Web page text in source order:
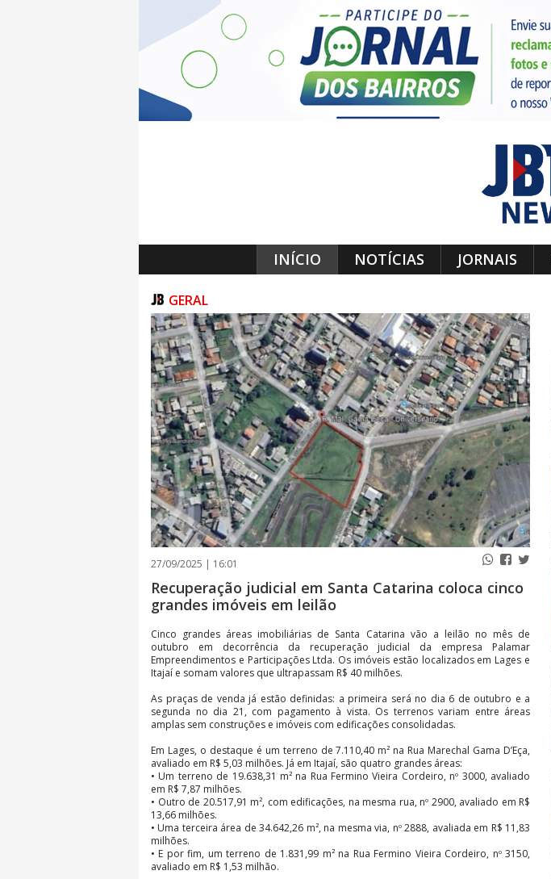
INÍCIO NOTÍCIAS JORNAIS
GERAL
27/09/2025 | 16:01
Recuperação judicial em Santa Catarina coloca cinco
grandes imóveis em leilão
Cinco grandes áreas imobiliárias de Santa Catarina vão a leilão no mês de
outubro em decorrência da recuperação judicial da empresa Palamar
Empreendimentos e Participações Ltda. Os imóveis estão localizados em Lages e
Itajaí e somam valores que ultrapassam R$ 40 milhões.
As praças de venda já estão definidas: a primeira será no dia 6 de outubro e a
segunda no dia 21, com pagamento à vista. Os terrenos variam entre áreas
amplas sem construções e imóveis com edificações consolidadas.
Em Lages, o destaque é um terreno de 7.110,40 m² na Rua Marechal Gama D’Eça,
avaliado em R$ 5,03 milhões. Já em Itajaí, são quatro grandes áreas:
• Um terreno de 19.638,31 m² na Rua Fermino Vieira Cordeiro, nº 3000, avaliado
em R$ 7,87 milhões.
• Outro de 20.517,91 m², com edificações, na mesma rua, nº 2900, avaliado em R$
13,66 milhões.
• Uma terceira área de 34.642,26 m², na mesma via, nº 2888, avaliada em R$ 11,83
milhões.
• E por fim, um terreno de 1.831,99 m² na Rua Fermino Vieira Cordeiro, nº 3150,
avaliado em R$ 1,53 milhão.